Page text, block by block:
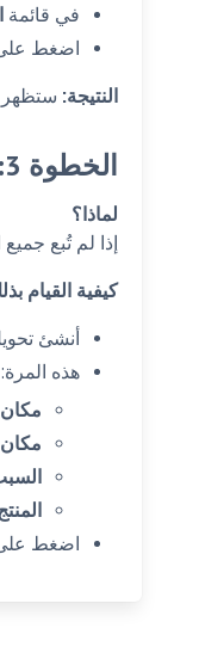
في قائمة
اضغط
النتيجة: ستظهر
الخطوة 3: إدارة المرتجعات إلى المخزون
لماذا؟
إذا لم تُبع
كيفية القيام
أنشئ
هذه المرة:
اضغط